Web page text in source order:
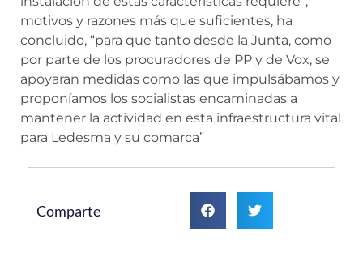
motivos y razones más que suficientes, ha
concluido, “para que tanto desde la Junta, como
por parte de los procuradores de PP y de Vox, se
apoyaran medidas como las que impulsábamos y
proponíamos los socialistas encaminadas a
mantener la actividad en esta infraestructura vital
para Ledesma y su comarca”
Comparte